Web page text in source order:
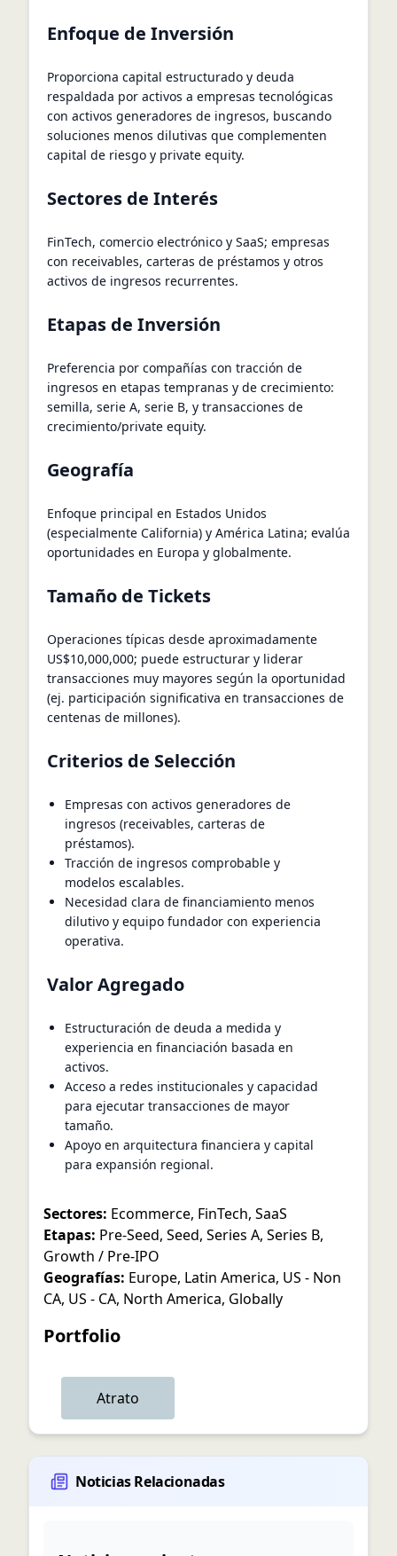
Enfoque de Inversión
Proporciona capital estructurado y deuda
respaldada por activos a empresas tecnológicas
con activos generadores de ingresos, buscando
soluciones menos dilutivas que complementen
capital de riesgo y private equity.
Sectores de Interés
FinTech, comercio electrónico y SaaS; empresas
con receivables, carteras de préstamos y otros
activos de ingresos recurrentes.
Etapas de Inversión
Preferencia por compañías con tracción de
ingresos en etapas tempranas y de crecimiento:
semilla, serie A, serie B, y transacciones de
crecimiento/private equity.
Geografía
Enfoque principal en Estados Unidos
(especialmente California) y América Latina; evalúa
oportunidades en Europa y globalmente.
Tamaño de Tickets
Operaciones típicas desde aproximadamente
US$10,000,000; puede estructurar y liderar
transacciones muy mayores según la oportunidad
(ej. participación significativa en transacciones de
centenas de millones).
Criterios de Selección
Empresas con activos generadores de
ingresos (receivables, carteras de
préstamos).
Tracción de ingresos comprobable y
modelos escalables.
Necesidad clara de financiamiento menos
dilutivo y equipo fundador con experiencia
operativa.
Valor Agregado
Estructuración de deuda a medida y
experiencia en financiación basada en
activos.
Acceso a redes institucionales y capacidad
para ejecutar transacciones de mayor
tamaño.
Apoyo en arquitectura financiera y capital
para expansión regional.
Sectores: Ecommerce, FinTech, SaaS
Etapas: Pre-Seed, Seed, Series A, Series B,
Growth / Pre-IPO
Geografías: Europe, Latin America, US - Non
CA, US - CA, North America, Globally
Portfolio
Atrato
Noticias Relacionadas